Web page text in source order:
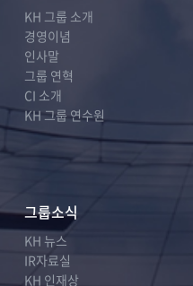
KH 그룹 소개
경영이념
인사말
그룹 연혁
CI 소개
KH 그룹 연수원
그룹소식
KH 뉴스
IR자료실
KH 인재상